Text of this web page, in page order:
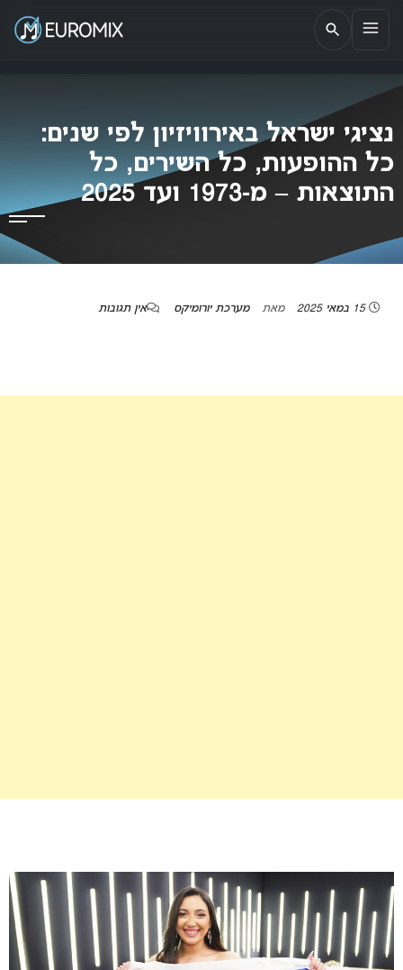
EUROMIX
אתר הבית של האירוויזיון בישראל
נציגי ישראל באירוויזיון לפי שנים:
כל ההופעות, כל השירים, כל
התוצאות – מ-1973 ועד 2025
15 במאי 2025 מאת מערכת יורומיקס אין תגובות